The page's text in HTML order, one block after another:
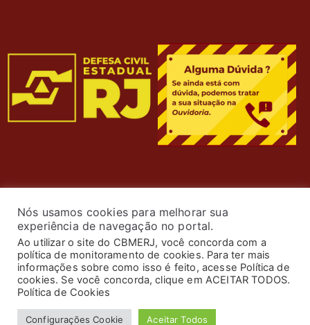
© 2024 Corpo de Bombeiros Militar do Estado do Rio de
Janeiro. Todos os Direitos Reservados. Desenvolvimento
Nós usamos cookies para melhorar sua
experiência de navegação no portal.
Ao utilizar o site do CBMERJ, você concorda com a
política de monitoramento de cookies. Para ter mais
informações sobre como isso é feito, acesse Política de
cookies. Se você concorda, clique em ACEITAR TODOS.
Política de Cookies
Configurações Cookie Aceitar Todos